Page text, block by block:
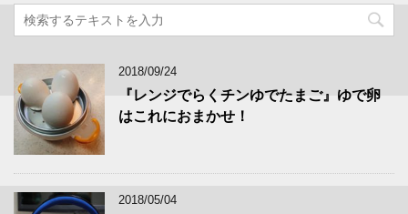
2018/09/24
『レンジでらくチンゆでたまご』ゆで卵
はこれにおまかせ！
2018/05/04